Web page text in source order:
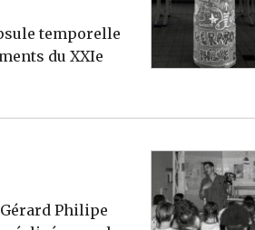
temporelle
du XXIe
Philipe